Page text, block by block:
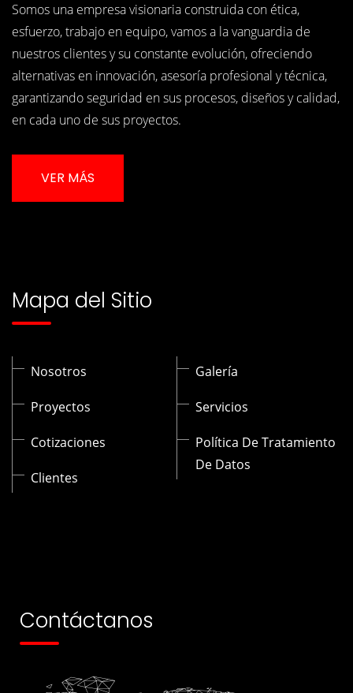
Somos una empresa visionaria construida con ética,
esfuerzo, trabajo en equipo, vamos a la vanguardia de
nuestros clientes y su constante evolución, ofreciendo
alternativas en innovación, asesoría profesional y técnica,
garantizando seguridad en sus procesos, diseños y calidad,
en cada uno de sus proyectos.
VER MÁS
Mapa del Sitio
Nosotros
Proyectos
Cotizaciones
Clientes
Galería
Servicios
Política De Tratamiento
De Datos
Contáctanos